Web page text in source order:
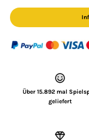
Über 15.892 mal
geliefert